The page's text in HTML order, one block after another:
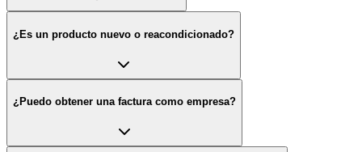
¿Es un producto nuevo o reacondicionado?
¿Puedo obtener una factura como empresa?